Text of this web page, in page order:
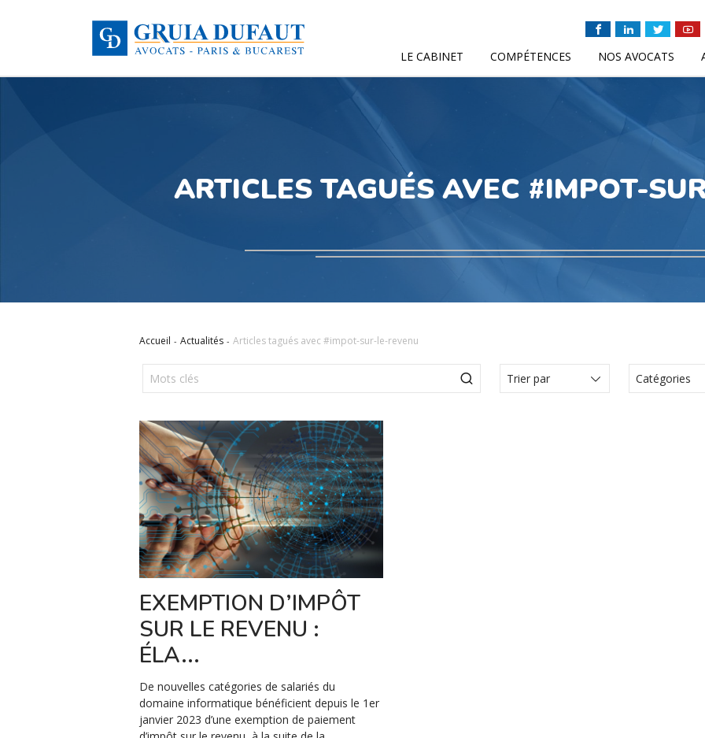
LE CABINET COMPÉTENCES NOS AVOCATS
ARTICLES TAGUÉS AVEC #IMPOT-
Accueil Actualités Articles tagués avec #impot-sur-le-revenu
Catégories
EXEMPTION D’IMPÔT
SUR LE REVENU :
ÉLA...
De nouvelles catégories de salariés du
domaine informatique bénéficient depuis le 1er
janvier 2023 d’une exemption de paiement